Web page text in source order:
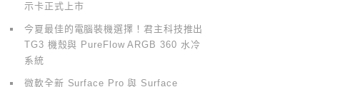
示卡正式上市
今夏最佳的電腦裝機選擇！君主科技推出
TG3 機殼與 PureFlow ARGB 360 水冷
系統
微軟全新 Surface Pro 與 Surface